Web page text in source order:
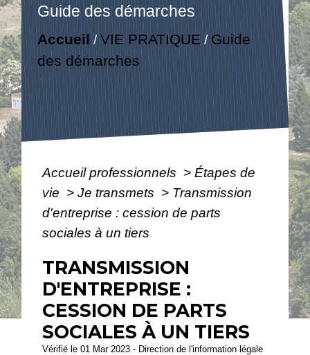
Guide des démarches
Accueil /VIE PRATIQUE / Guide
des démarches
Accueil professionnels > Étapes de
vie > Je transmets > Transmission
d'entreprise : cession de parts
sociales à un tiers
TRANSMISSION
D'ENTREPRISE :
CESSION DE PARTS
SOCIALES À UN TIERS
Vérifié le 01 Mar 2023 - Direction de l'information légale